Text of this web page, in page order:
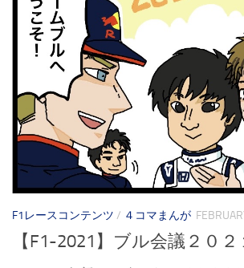
F1レースコンテンツ / ４コマまんが
【F1-2021】ブル会議２０２